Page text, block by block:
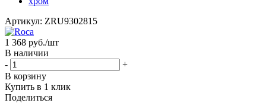
Артикул: ZRU9302815
1 368 руб./шт
В наличии
-
+
В корзину
Купить в 1 клик
Поделиться